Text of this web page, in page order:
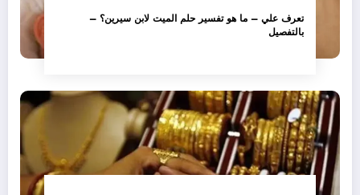
تعرف علي – ما هو تفسير حلم الميت لابن سيرين؟ –
بالتفصيل